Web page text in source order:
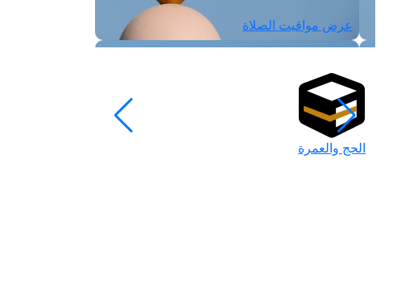
عرض مواقيت الصلاة
الحج والعمرة